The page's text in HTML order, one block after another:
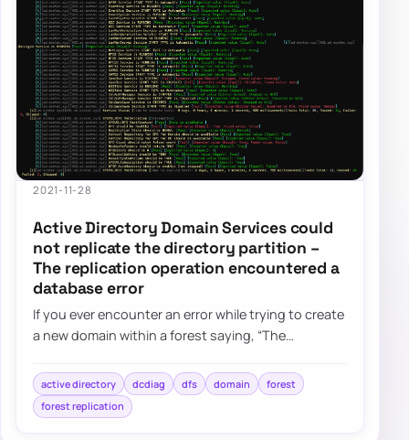
2021-11-28
Active Directory Domain Services could
not replicate the directory partition –
The replication operation encountered a
database error
If you ever encounter an error while trying to create
a new domain within a forest saying, “The
active directory dcdiag dfs domain
forest
forest replication